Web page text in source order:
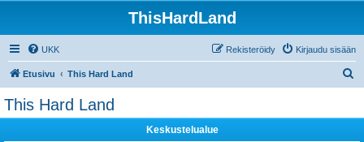
ThisHardLand
UKK Kirjaudu sisään
Rekisteröidy
Etusivu This Hard Land
This Hard Land
Keskustelualue